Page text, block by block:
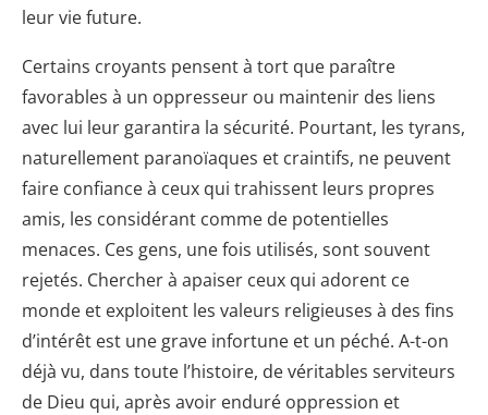
leur vie future.
Certains croyants pensent à tort que paraître
favorables à un oppresseur ou maintenir des liens
avec lui leur garantira la sécurité. Pourtant, les tyrans,
naturellement paranoïaques et craintifs, ne peuvent
faire confiance à ceux qui trahissent leurs propres
amis, les considérant comme de potentielles
menaces. Ces gens, une fois utilisés, sont souvent
rejetés. Chercher à apaiser ceux qui adorent ce
monde et exploitent les valeurs religieuses à des fins
d’intérêt est une grave infortune et un péché. A-t-on
déjà vu, dans toute l’histoire, de véritables serviteurs
de Dieu qui, après avoir enduré oppression et